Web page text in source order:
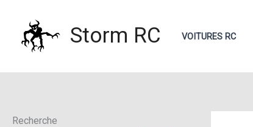
contenu
Storm RC VOITURES RC
Recherche